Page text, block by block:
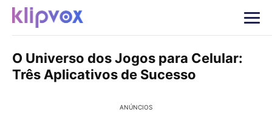
O Universo dos Jogos para Celular:
Três Aplicativos de Sucesso
ANÚNCIOS